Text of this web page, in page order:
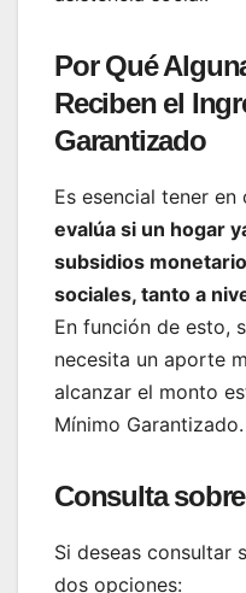
Por Qué
Reciben el
Garantizado
Es esencial tener en
evalúa si un hogar
subsidios
sociales, tanto a
En función de esto,
necesita un aporte
alcanzar el monto
Mínimo Garantizado.
Consulta
Si deseas consultar
dos opciones: